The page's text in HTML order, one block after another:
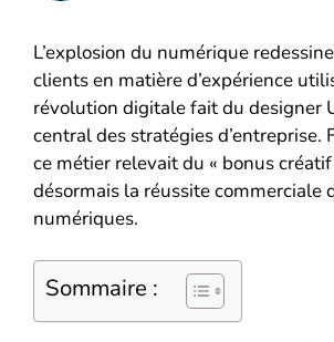
L’explosion du numérique
clients en matière d’expérience
révolution digitale fait du designer
central des stratégies d’entreprise.
ce métier relevait du « bonus
désormais la réussite commerciale
numériques.
Sommaire :